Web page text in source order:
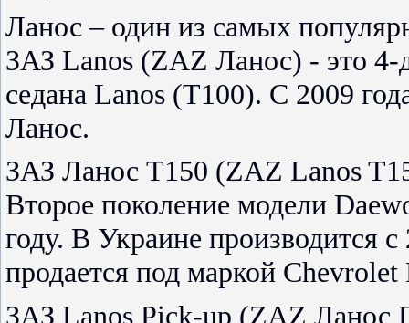
Ланос – один из самых
ЗАЗ Lanos (ZAZ Ланос) - это 4-
седана Lanos (T100). С 2009
Ланос.
ЗАЗ Ланос T150 (ZAZ Lanos
Второе поколение модели
году. В Украине производится
продается под маркой
ЗАЗ Lanos Pick-up (ZAZ Ланос